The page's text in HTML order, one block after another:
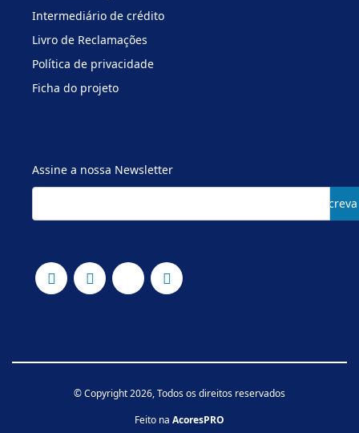
Intermediário de crédito
Livro de Reclamações
Política de privacidade
Ficha do projeto
Assine a nossa Newsletter
Subscreva
© Copyright 2026, Todos os direitos reservados
Feito na AcoresPRO